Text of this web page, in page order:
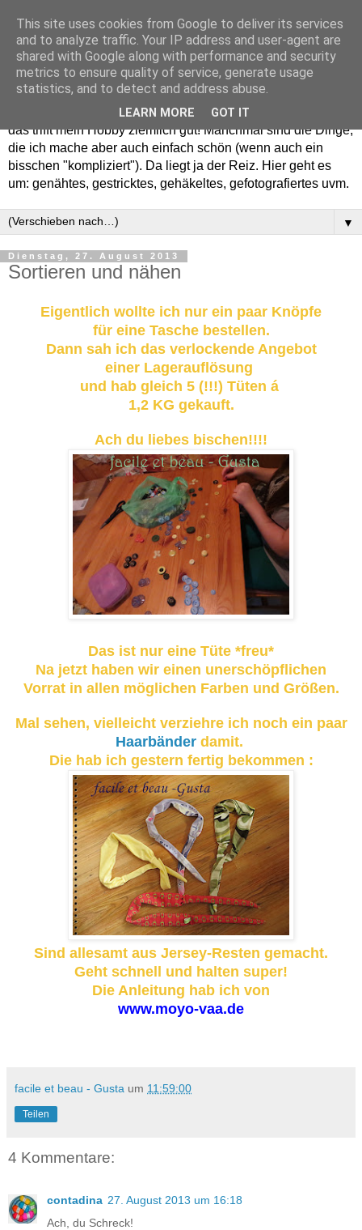
Willkommen in meinem "Wohnzimmer". Einfach und schön -
das trifft mein Hobby ziemlich gut! Manchmal sind die Dinge,
die ich mache aber auch einfach schön (wenn auch ein
bisschen "kompliziert"). Da liegt ja der Reiz. Hier geht es
um: genähtes, gestricktes, gehäkeltes, gefotografiertes uvm.
▼
Dienstag, 27. August 2013
Sortieren und nähen
Eigentlich wollte ich nur ein paar Knöpfe
für eine Tasche bestellen.
Dann sah ich das verlockende Angebot
einer Lagerauflösung
und hab gleich 5 (!!!) Tüten á
1,2 KG gekauft.
Ach du liebes bischen!!!!
Das ist nur eine Tüte *freu*
Na jetzt haben wir einen unerschöpflichen
Vorrat in allen möglichen Farben und Größen.
Mal sehen, vielleicht verziehre ich noch ein paar
Haarbänderdamit.
Die hab ich gestern fertig bekommen :
Sind allesamt aus Jersey-Resten gemacht.
Geht schnell und halten super!
Die Anleitung hab ich von
www.moyo-vaa.de
facile et beau - Gusta um 11:59:00
Teilen
4 Kommentare:
contadina 27. August 2013 um 16:18
Ach, du Schreck!
This site uses cookies from Google to deliver its services
and to analyze traffic. Your IP address and user-agent are
shared with Google along with performance and security
metrics to ensure quality of service, generate usage
statistics, and to detect and address abuse.
LEARN MORE GOT IT